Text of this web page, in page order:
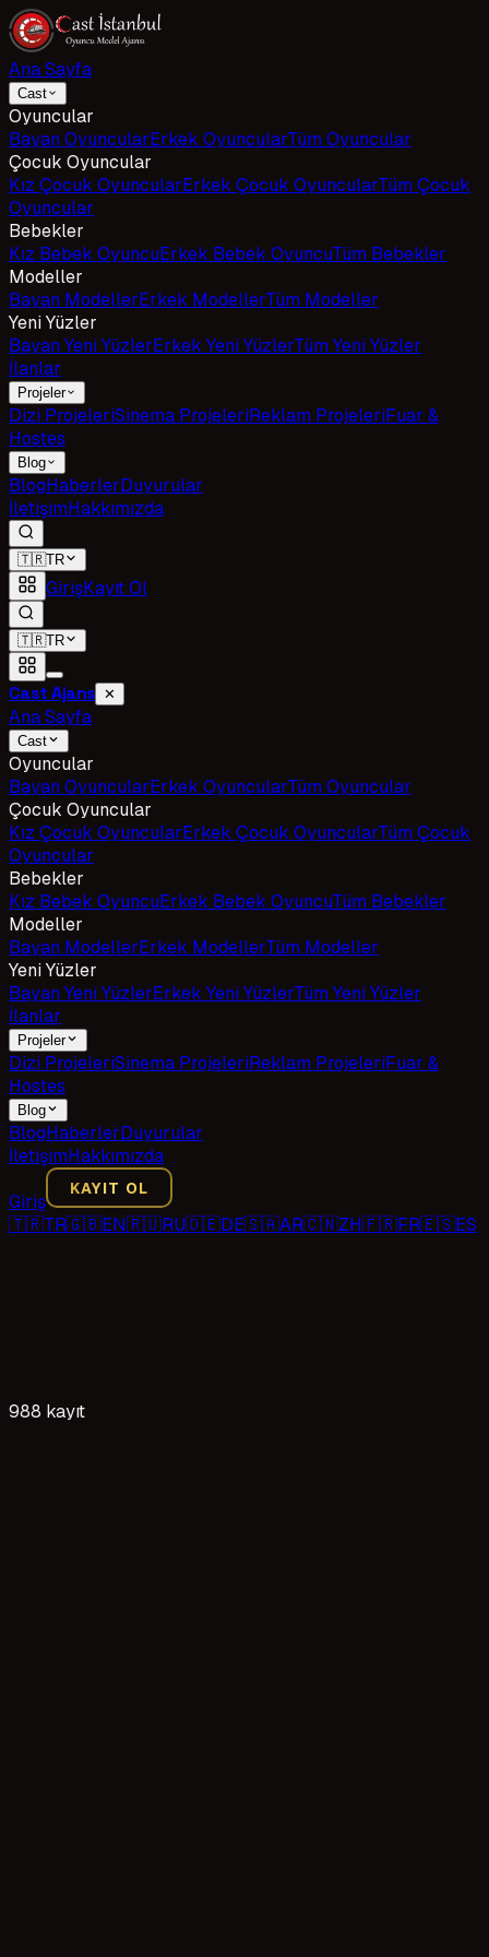
Ana Sayfa
Cast
Oyuncular
Bayan OyuncularErkek OyuncularTüm Oyuncular
Çocuk Oyuncular
Kız Çocuk OyuncularErkek Çocuk OyuncularTüm Çocuk
Oyuncular
Bebekler
Kız Bebek OyuncuErkek Bebek OyuncuTüm Bebekler
Modeller
Bayan ModellerErkek ModellerTüm Modeller
Yeni Yüzler
Bayan Yeni YüzlerErkek Yeni YüzlerTüm Yeni Yüzler
İlanlar
Projeler
Dizi ProjeleriSinema ProjeleriReklam ProjeleriFuar &
Hostes
Blog
BlogHaberlerDuyurular
İletişimHakkımızda
🇹🇷TR
GirişKayıt Ol
🇹🇷TR
Cast Ajans ✕
Ana Sayfa
Cast
Oyuncular
Bayan OyuncularErkek OyuncularTüm Oyuncular
Çocuk Oyuncular
Kız Çocuk OyuncularErkek Çocuk OyuncularTüm Çocuk
Oyuncular
Bebekler
Kız Bebek OyuncuErkek Bebek OyuncuTüm Bebekler
Modeller
Bayan ModellerErkek ModellerTüm Modeller
Yeni Yüzler
Bayan Yeni YüzlerErkek Yeni YüzlerTüm Yeni Yüzler
İlanlar
Projeler
Dizi ProjeleriSinema ProjeleriReklam ProjeleriFuar &
Hostes
Blog
BlogHaberlerDuyurular
İletişimHakkımızda
Giriş
KAYIT OL
🇹🇷TR🇬🇧EN🇷🇺RU🇩🇪DE🇸🇦AR🇨🇳ZH🇫🇷FR🇪🇸ES
988 kayıt